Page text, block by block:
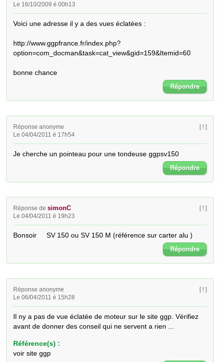
Le 16/10/2009 é 00h13
Voici une adresse il y a des vues éclatées :
http://www.ggpfrance.fr/index.php?
option=com_docman&task=cat_view&gid=159&Itemid=60
bonne chance
Répondre
Réponse anonyme
Le 04/04/2011 é 17h54
[ ! ]
Je cherche un pointeau pour une tondeuse ggpsv150
Répondre
Réponse desimonC
Le 04/04/2011 é 19h23
[ ! ]
Bonsoir     SV 150 ou SV 150 M (référence sur carter alu )
Répondre
Réponse anonyme
Le 06/04/2011 é 15h28
[ ! ]
Il ny a pas de vue éclatée de moteur sur le site ggp. Vérifiez
avant de donner des conseil qui ne servent a rien ...
Référence(s) :
voir site ggp